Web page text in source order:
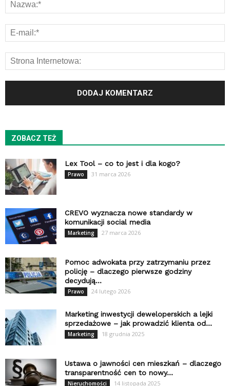
ZOBACZ TEŻ
Lex Tool – co to jest i dla kogo?
Prawo 31 marca 2026
CREVO wyznacza nowe standardy w
komunikacji social media
Marketing 27 marca 2026
Pomoc adwokata przy zatrzymaniu przez
policję – dlaczego pierwsze godziny
decydują...
Prawo 24 lutego 2026
Marketing inwestycji deweloperskich a lejki
sprzedażowe – jak prowadzić klienta od...
Marketing 18 grudnia 2025
Ustawa o jawności cen mieszkań – dlaczego
transparentność cen to nowy...
Nieruchomości 14 listopada 2025